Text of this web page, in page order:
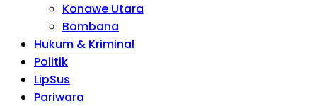
Konawe Utara
Bombana
Hukum & Kriminal
Politik
LipSus
Pariwara